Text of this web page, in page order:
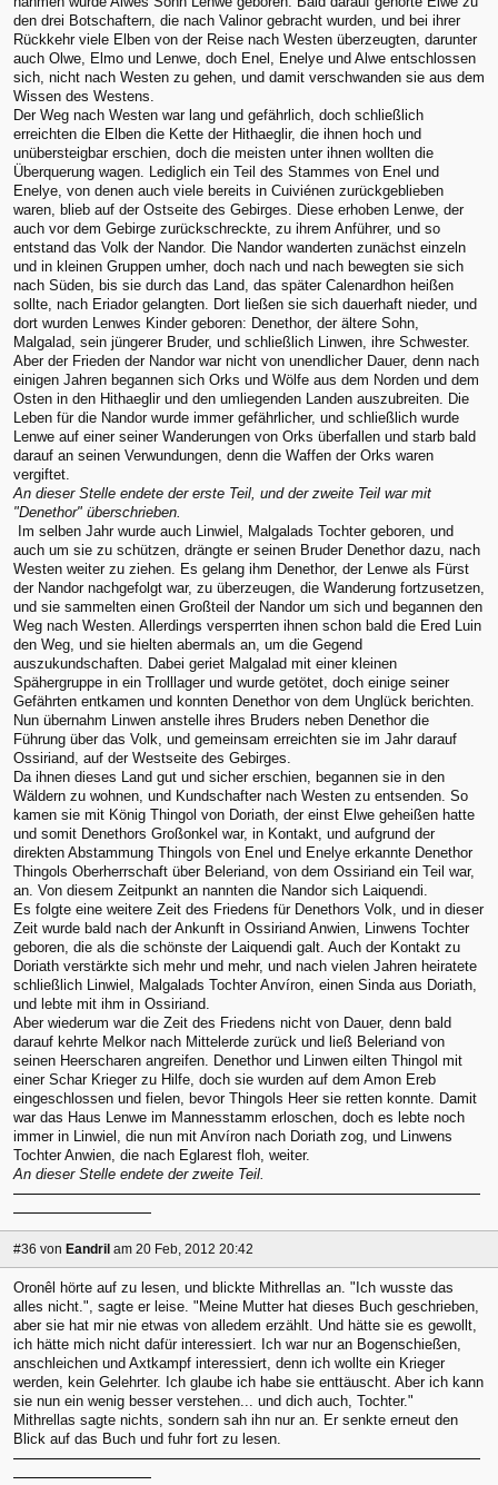
den drei Botschaftern, die nach Valinor gebracht wurden, und bei ihrer
Rückkehr viele Elben von der Reise nach Westen überzeugten, darunter
auch Olwe, Elmo und Lenwe, doch Enel, Enelye und Alwe entschlossen
sich, nicht nach Westen zu gehen, und damit verschwanden sie aus dem
Wissen des Westens.
Der Weg nach Westen war lang und gefährlich, doch schließlich
erreichten die Elben die Kette der Hithaeglir, die ihnen hoch und
unübersteigbar erschien, doch die meisten unter ihnen wollten die
Überquerung wagen. Lediglich ein Teil des Stammes von Enel und
Enelye, von denen auch viele bereits in Cuiviénen zurückgeblieben
waren, blieb auf der Ostseite des Gebirges. Diese erhoben Lenwe, der
auch vor dem Gebirge zurückschreckte, zu ihrem Anführer, und so
entstand das Volk der Nandor. Die Nandor wanderten zunächst einzeln
und in kleinen Gruppen umher, doch nach und nach bewegten sie sich
nach Süden, bis sie durch das Land, das später Calenardhon heißen
sollte, nach Eriador gelangten. Dort ließen sie sich dauerhaft nieder, und
dort wurden Lenwes Kinder geboren: Denethor, der ältere Sohn,
Malgalad, sein jüngerer Bruder, und schließlich Linwen, ihre Schwester.
Aber der Frieden der Nandor war nicht von unendlicher Dauer, denn nach
einigen Jahren begannen sich Orks und Wölfe aus dem Norden und dem
Osten in den Hithaeglir und den umliegenden Landen auszubreiten. Die
Leben für die Nandor wurde immer gefährlicher, und schließlich wurde
Lenwe auf einer seiner Wanderungen von Orks überfallen und starb bald
darauf an seinen Verwundungen, denn die Waffen der Orks waren
vergiftet.
An dieser Stelle endete der erste Teil, und der zweite Teil war mit
"Denethor" überschrieben.
Im selben Jahr wurde auch Linwiel, Malgalads Tochter geboren, und
auch um sie zu schützen, drängte er seinen Bruder Denethor dazu, nach
Westen weiter zu ziehen. Es gelang ihm Denethor, der Lenwe als Fürst
der Nandor nachgefolgt war, zu überzeugen, die Wanderung fortzusetzen,
und sie sammelten einen Großteil der Nandor um sich und begannen den
Weg nach Westen. Allerdings versperrten ihnen schon bald die Ered Luin
den Weg, und sie hielten abermals an, um die Gegend
auszukundschaften. Dabei geriet Malgalad mit einer kleinen
Spähergruppe in ein Trolllager und wurde getötet, doch einige seiner
Gefährten entkamen und konnten Denethor von dem Unglück berichten.
Nun übernahm Linwen anstelle ihres Bruders neben Denethor die
Führung über das Volk, und gemeinsam erreichten sie im Jahr darauf
Ossiriand, auf der Westseite des Gebirges.
Da ihnen dieses Land gut und sicher erschien, begannen sie in den
Wäldern zu wohnen, und Kundschafter nach Westen zu entsenden. So
kamen sie mit König Thingol von Doriath, der einst Elwe geheißen hatte
und somit Denethors Großonkel war, in Kontakt, und aufgrund der
direkten Abstammung Thingols von Enel und Enelye erkannte Denethor
Thingols Oberherrschaft über Beleriand, von dem Ossiriand ein Teil war,
an. Von diesem Zeitpunkt an nannten die Nandor sich Laiquendi.
Es folgte eine weitere Zeit des Friedens für Denethors Volk, und in dieser
Zeit wurde bald nach der Ankunft in Ossiriand Anwien, Linwens Tochter
geboren, die als die schönste der Laiquendi galt. Auch der Kontakt zu
Doriath verstärkte sich mehr und mehr, und nach vielen Jahren heiratete
schließlich Linwiel, Malgalads Tochter Anvíron, einen Sinda aus Doriath,
und lebte mit ihm in Ossiriand.
Aber wiederum war die Zeit des Friedens nicht von Dauer, denn bald
darauf kehrte Melkor nach Mittelerde zurück und ließ Beleriand von
seinen Heerscharen angreifen. Denethor und Linwen eilten Thingol mit
einer Schar Krieger zu Hilfe, doch sie wurden auf dem Amon Ereb
eingeschlossen und fielen, bevor Thingols Heer sie retten konnte. Damit
war das Haus Lenwe im Mannesstamm erloschen, doch es lebte noch
immer in Linwiel, die nun mit Anvíron nach Doriath zog, und Linwens
Tochter Anwien, die nach Eglarest floh, weiter.
An dieser Stelle endete der zweite Teil.
#36 von Eandril am 20 Feb, 2012 20:42
Oronêl hörte auf zu lesen, und blickte Mithrellas an. "Ich wusste das
alles nicht.", sagte er leise. "Meine Mutter hat dieses Buch geschrieben,
aber sie hat mir nie etwas von alledem erzählt. Und hätte sie es gewollt,
ich hätte mich nicht dafür interessiert. Ich war nur an Bogenschießen,
anschleichen und Axtkampf interessiert, denn ich wollte ein Krieger
werden, kein Gelehrter. Ich glaube ich habe sie enttäuscht. Aber ich kann
sie nun ein wenig besser verstehen... und dich auch, Tochter."
Mithrellas sagte nichts, sondern sah ihn nur an. Er senkte erneut den
Blick auf das Buch und fuhr fort zu lesen.